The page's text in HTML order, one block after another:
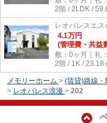
2階 / 2LDK /
レオパレスエス
4.1万円
(管理費・共益
敷：0ヶ月｜礼
2階 / 1K / 23.18
メモリーホーム > (賃貸)路線
> レオパレス浪漫 > 202